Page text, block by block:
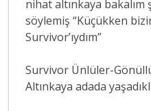
nihat altınkaya
söylemiş “Küçükken
Survivor’ıydım”
Survivor Ünlüler-
Altınkaya adada